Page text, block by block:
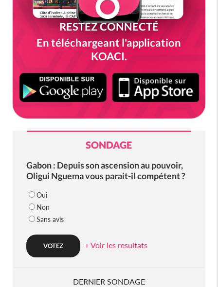
RESTEZ CONNECTÉ
En téléchargeant l'application
KOACI.
SONDAGE
Gabon : Depuis son ascension au pouvoir,
Oligui Nguema vous parait-il compétent ?
Oui
Non
Sans avis
+ Voir les resultats
DERNIER SONDAGE